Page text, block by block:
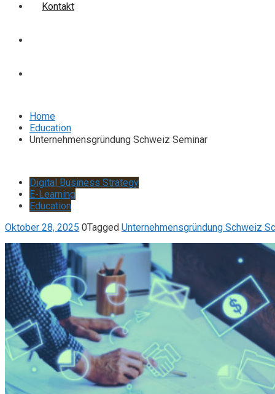
Kontakt
Home
Education
Unternehmensgründung Schweiz Seminar
Digital Business Strategy
E-Learning
Education
Oktober 28, 2025 0Tagged Unternehmensgründung Schweiz